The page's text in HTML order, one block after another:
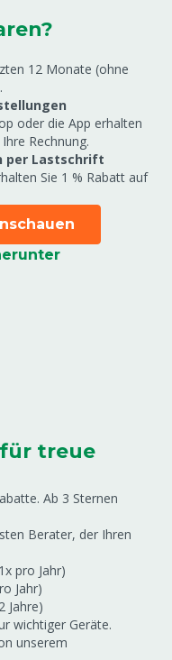
12 Monate (ohne
oder die App erhalten
Rechnung.
per Lastschrift
Sie 1 % Rabatt auf
treue
Ab 3 Sternen
Berater, der Ihren
pro Jahr)
Jahr)
Jahre)
wichtiger Geräte.
unserem